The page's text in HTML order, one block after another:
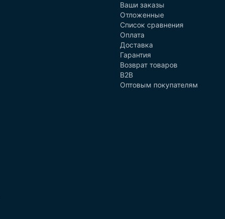
Ваши заказы
Отложенные
Список сравнения
Оплата
Доставка
Гарантия
Возврат товаров
B2B
Оптовым покупателям